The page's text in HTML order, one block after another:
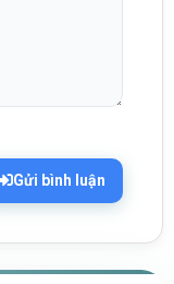
Gửi bình luận